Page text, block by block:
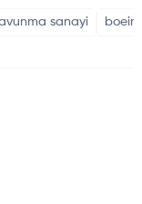
sanayi